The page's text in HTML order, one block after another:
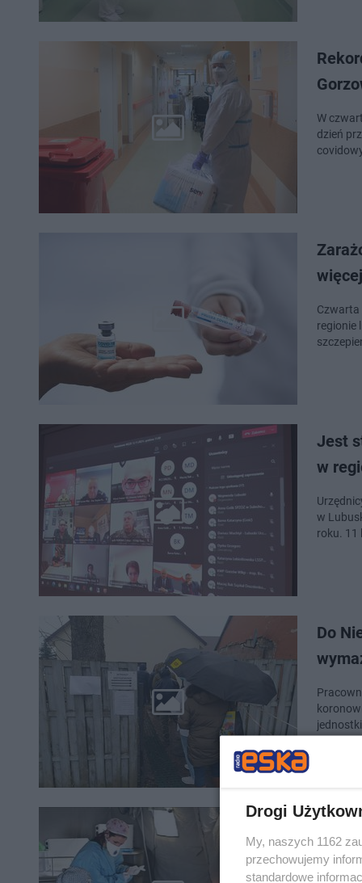
W
dzień
Czwarta
regionie
Jest
w
w
roku. 11
Do
239
a
Drogi
My, naszych 1162
przechowujemy
standardowe